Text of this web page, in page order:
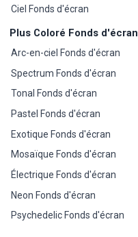
Ciel Fonds d'écran
Plus Coloré Fonds d'écran
Arc-en-ciel Fonds d'écran
Spectrum Fonds d'écran
Tonal Fonds d'écran
Pastel Fonds d'écran
Exotique Fonds d'écran
Mosaïque Fonds d'écran
Électrique Fonds d'écran
Neon Fonds d'écran
Psychedelic Fonds d'écran